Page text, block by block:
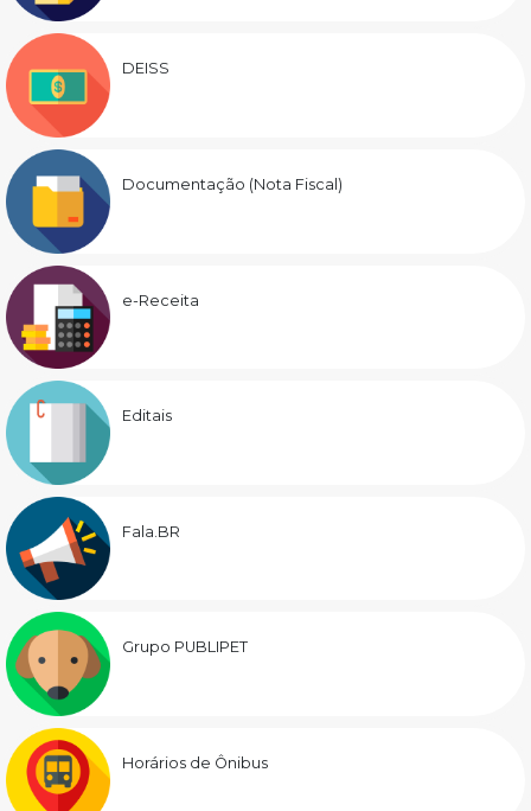
DEISS
Documentação (Nota Fiscal)
e-Receita
Editais
Fala.BR
Grupo PUBLIPET
Horários de Ônibus